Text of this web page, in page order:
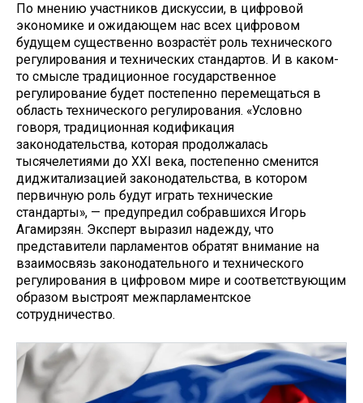
По мнению участников дискуссии, в цифровой
экономике и ожидающем нас всех цифровом
будущем существенно возрастёт роль технического
регулирования и технических стандартов. И в каком-
то смысле традиционное государственное
регулирование будет постепенно перемещаться в
область технического регулирования. «Условно
говоря, традиционная кодификация
законодательства, которая продолжалась
тысячелетиями до XXI века, постепенно сменится
диджитализацией законодательства, в котором
первичную роль будут играть технические
стандарты», — предупредил собравшихся Игорь
Агамирзян. Эксперт выразил надежду, что
представители парламентов обратят внимание на
взаимосвязь законодательного и технического
регулирования в цифровом мире и соответствующим
образом выстроят межпарламентское
сотрудничество.